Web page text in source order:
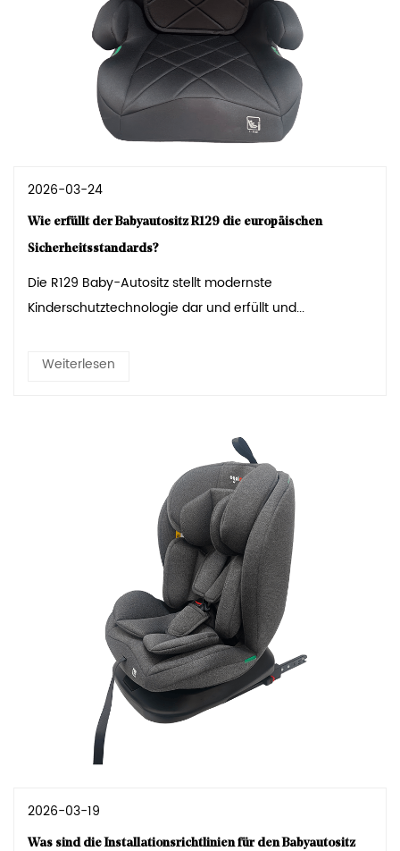
2026-03-24
Wie erfüllt der Babyautositz R129 die europäischen
Sicherheitsstandards?
Die R129 Baby-Autositz stellt modernste
Kinderschutztechnologie dar und erfüllt und...
Weiterlesen
2026-03-19
Was sind die Installationsrichtlinien für den Babyautositz